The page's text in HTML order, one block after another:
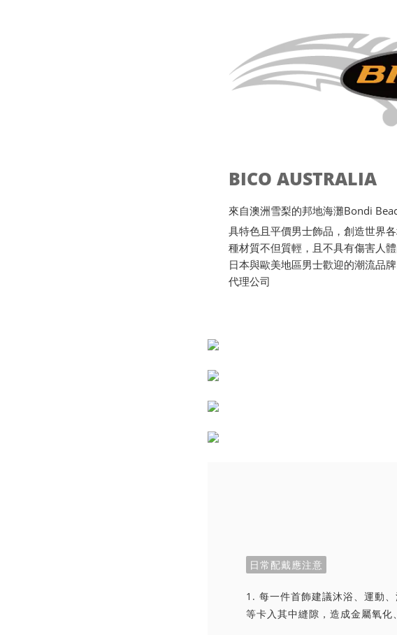
BICO AUSTRALIA
來自澳洲雪梨的邦地海灘Bondi
具特色且平價男士飾品，創造世界
種材質不但質輕，且不具有傷害人
日本與歐美地區男士歡迎的潮流品
代理公司
日常配戴應注意
1. 每一件首飾建議沐浴、運動
等卡入其中縫隙，造成金屬氧化